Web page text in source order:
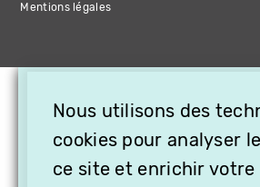
Mentions légales
Nous utilisons des
cookies pour analyser
ce site et enrichir votre
OFFREZ LA
CADEAU,
PROCHES À